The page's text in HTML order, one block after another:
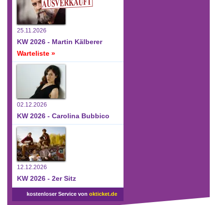
25.11.2026
KW 2026 - Martin Kälberer
Warteliste »
02.12.2026
KW 2026 - Carolina Bubbico
12.12.2026
KW 2026 - 2er Sitz
kostenloser Service von okticket.de